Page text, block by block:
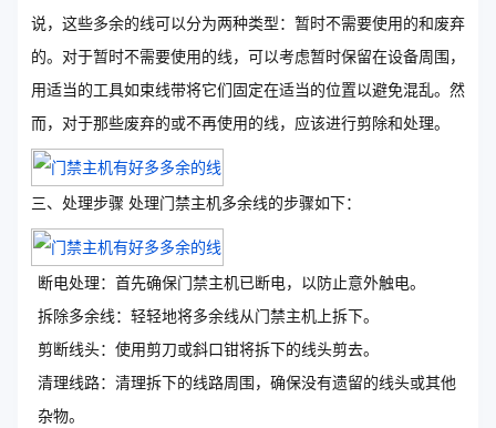
说，这些多余的线可以分为两种类型：暂时不需要使用的和废弃
的。对于暂时不需要使用的线，可以考虑暂时保留在设备周围，
用适当的工具如束线带将它们固定在适当的位置以避免混乱。然
而，对于那些废弃的或不再使用的线，应该进行剪除和处理。
三、处理步骤 处理门禁主机多余线的步骤如下：
断电处理：首先确保门禁主机已断电，以防止意外触电。
拆除多余线：轻轻地将多余线从门禁主机上拆下。
剪断线头：使用剪刀或斜口钳将拆下的线头剪去。
清理线路：清理拆下的线路周围，确保没有遗留的线头或其他
杂物。